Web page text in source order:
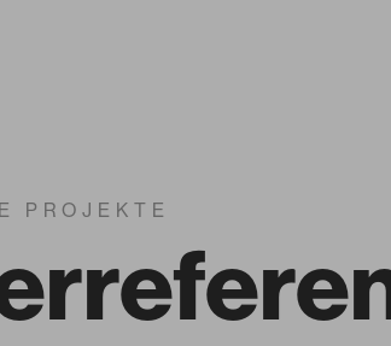
PROJEKTE